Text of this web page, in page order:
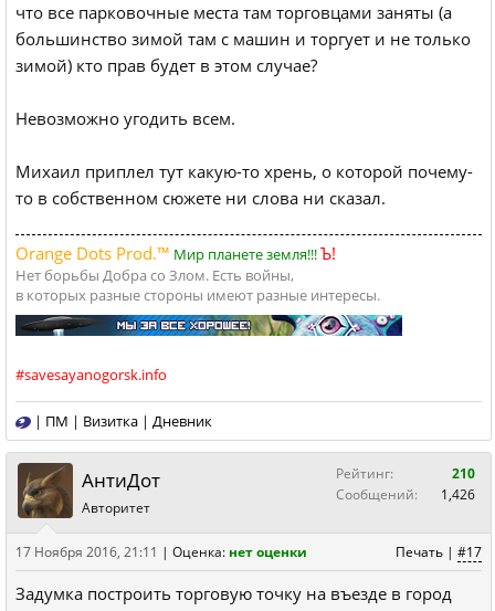
что все парковочные места там торговцами заняты (а
большинство зимой там с машин и торгует и не только
зимой) кто прав будет в этом случае?
Невозможно угодить всем.
Михаил приплел тут какую-то хрень, о которой почему-
то в собственном сюжете ни слова ни сказал.
Orange Dots Prod.™ Мир планете земля!!!Ъ!
Нет борьбы Добра со Злом. Есть войны,
в которых разные стороны имеют разные интересы.
#savesayanogorsk.info
| ПМ | Визитка | Дневник
АнтиДот
Авторитет
Рейтинг:
210
Сообщений:
1,426
Печать | #17
17 Ноября 2016, 21:11 | Оценка: нет оценки
Задумка построить торговую точку на въезде в город